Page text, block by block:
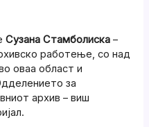
Сузана Стамболиска–
работење, со над
оваа област и
за
архив – виш